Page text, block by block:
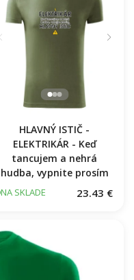
HLAVNÝ ISTIČ -
ELEKTRIKÁR - Keď
tancujem a nehrá
hudba, vypnite prosím
NA SKLADE 23.43 €